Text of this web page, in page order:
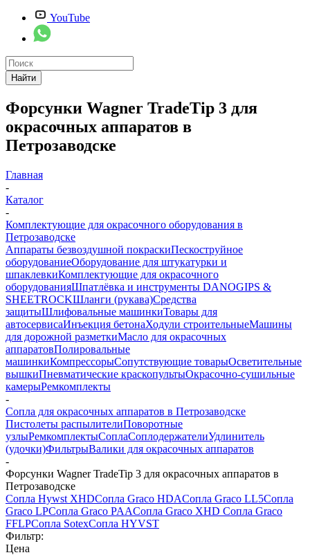
YouTube
Найти
Форсунки Wagner TradeTip 3 для
окрасочных аппаратов в
Петрозаводске
Главная
-
Каталог
-
Комплектующие для окрасочного оборудования в
Петрозаводске
Аппараты безвоздушной покраскиПескоструйное
оборудованиеОборудование для штукатурки и
шпаклевкиКомплектующие для окрасочного
оборудованияШпатлёвка и инструменты DANOGIPS &
SHEETROCKШланги (рукава)Средства
защитыШлифовальные машинкиТовары для
автосервисаИнъекция бетонаХодули строительныеМашины
для дорожной разметкиМасло для окрасочных
аппаратовПолировальные
машинкиКомпрессорыСопутствующие товарыОсветительные
вышкиПневматические краскопультыОкрасочно-сушильные
камерыРемкомплекты
-
Сопла для окрасочных аппаратов в Петрозаводске
Пистолеты распылителиПоворотные
узлыРемкомплектыСоплаСоплодержателиУдлинитель
(удочки)ФильтрыВалики для окрасочных аппаратов
-
Форсунки Wagner TradeTip 3 для окрасочных аппаратов в
Петрозаводске
Сопла Hywst XHDСопла Graco HDAСопла Graco LL5Сопла
Graco LPСопла Graco PAAСопла Graco XHD Сопла Graco
FFLPСопла SotexСопла HYVST
Фильтр:
Цена